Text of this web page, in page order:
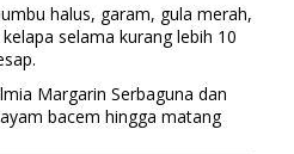
halus, garam, gula merah,
selama kurang lebih 10
Margarin Serbaguna dan
bacem hingga matang